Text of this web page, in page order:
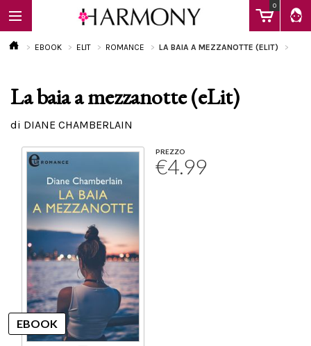
0
EBOOK
EBOOK ELIT ROMANCE LA BAIA A MEZZANOTTE (ELIT)
La baia a mezzanotte (eLit)
di DIANE CHAMBERLAIN
PREZZO
€4.99